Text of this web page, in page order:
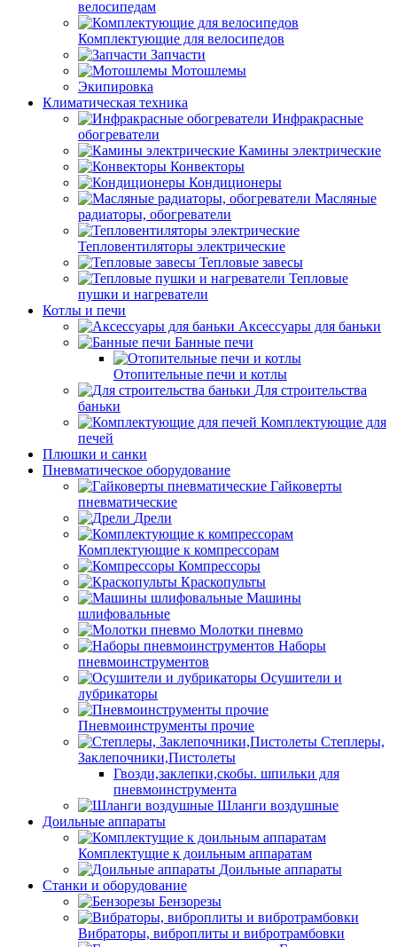
велосипедам
Комплектующие для велосипедов
Запчасти
Мотошлемы
Экипировка
Климатическая техника
Инфракрасные
обогреватели
Камины электрические
Конвекторы
Кондиционеры
Масляные
радиаторы, обогреватели
Тепловентиляторы электрические
Тепловые завесы
Тепловые
пушки и нагреватели
Котлы и печи
Аксессуары для баньки
Банные печи
Отопительные печи и котлы
Для строительства
баньки
Комплектующие для
печей
Плюшки и санки
Пневматическое оборудование
Гайковерты
пневматические
Дрели
Комплектующие к компрессорам
Компрессоры
Краскопульты
Машины
шлифовальные
Молотки пневмо
Наборы
пневмоинструментов
Осушители и
лубрикаторы
Пневмоинструменты прочие
Степлеры,
Заклепочники,Пистолеты
Гвозди,заклепки,скобы. шпильки для
пневмоинструмента
Шланги воздушные
Доильные аппараты
Комплектущие к доильным аппаратам
Доильные аппараты
Станки и оборудование
Бензорезы
Вибраторы, виброплиты и вибротрамбовки